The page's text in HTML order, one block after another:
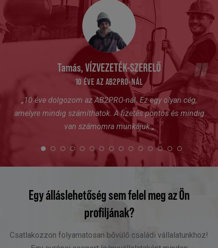
Tamás, VÍZVEZETÉK-SZERELŐ
10 ÉVE AZ AB2PRO-NÁL
„10 éve dolgozom azAB2PRO-nál. Ez egy olyan cég,
amelyre mindig számíthatok. A fizetés pontos és mindig
van számomra munkájuk.„
Egy álláslehetőség sem felel meg az Ön
profiljának?
Csatlakozzon folyamatosan bővülő családi vállalatunkhoz!